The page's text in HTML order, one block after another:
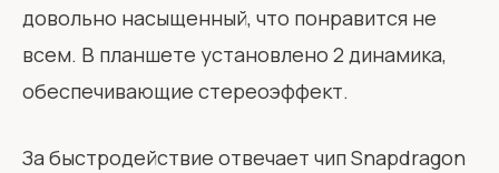
довольно насыщенный, что понравится не
всем. В планшете установлено 2 динамика,
обеспечивающие стереоэффект.
За быстродействие отвечает чип Snapdragon